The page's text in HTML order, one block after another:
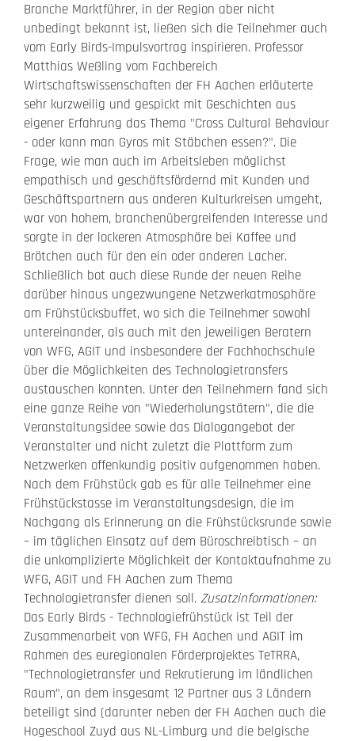
Branche Marktführer, in der Region aber nicht
unbedingt bekannt ist, ließen sich die Teilnehmer auch
vom Early Birds-Impulsvortrag inspirieren. Professor
Matthias Weßling vom Fachbereich
Wirtschaftswissenschaften der FH Aachen erläuterte
sehr kurzweilig und gespickt mit Geschichten aus
eigener Erfahrung das Thema "Cross Cultural Behaviour
- oder kann man Gyros mit Stäbchen essen?". Die
Frage, wie man auch im Arbeitsleben möglichst
empathisch und geschäftsfördernd mit Kunden und
Geschäftspartnern aus anderen Kulturkreisen umgeht,
war von hohem, branchenübergreifenden Interesse und
sorgte in der lockeren Atmosphäre bei Kaffee und
Brötchen auch für den ein oder anderen Lacher.
Schließlich bot auch diese Runde der neuen Reihe
darüber hinaus ungezwungene Netzwerkatmosphäre
am Frühstücksbuffet, wo sich die Teilnehmer sowohl
untereinander, als auch mit den jeweiligen Beratern
von WFG, AGIT und insbesondere der Fachhochschule
über die Möglichkeiten des Technologietransfers
austauschen konnten. Unter den Teilnehmern fand sich
eine ganze Reihe von "Wiederholungstätern", die die
Veranstaltungsidee sowie das Dialogangebot der
Veranstalter und nicht zuletzt die Plattform zum
Netzwerken offenkundig positiv aufgenommen haben.
Nach dem Frühstück gab es für alle Teilnehmer eine
Frühstückstasse im Veranstaltungsdesign, die im
Nachgang als Erinnerung an die Frühstücksrunde sowie
– im täglichen Einsatz auf dem Büroschreibtisch – an
die unkomplizierte Möglichkeit der Kontaktaufnahme zu
WFG, AGIT und FH Aachen zum Thema
Technologietransfer dienen soll. Zusatzinformationen:
Das Early Birds - Technologiefrühstück ist Teil der
Zusammenarbeit von WFG, FH Aachen und AGIT im
Rahmen des euregionalen Förderprojektes TeTRRA,
"Technologietransfer und Rekrutierung im ländlichen
Raum", an dem insgesamt 12 Partner aus 3 Ländern
beteiligt sind (darunter neben der FH Aachen auch die
Hogeschool Zuyd aus NL-Limburg und die belgische